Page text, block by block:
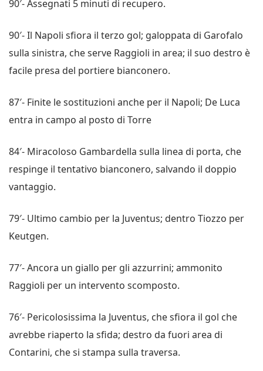
90′- Assegnati 5 minuti di recupero.
90′- Il Napoli sfiora il terzo gol; galoppata di Garofalo
sulla sinistra, che serve Raggioli in area; il suo destro è
facile presa del portiere bianconero.
87′- Finite le sostituzioni anche per il Napoli; De Luca
entra in campo al posto di Torre
84′- Miracoloso Gambardella sulla linea di porta, che
respinge il tentativo bianconero, salvando il doppio
vantaggio.
79′- Ultimo cambio per la Juventus; dentro Tiozzo per
Keutgen.
77′- Ancora un giallo per gli azzurrini; ammonito
Raggioli per un intervento scomposto.
76′- Pericolosissima la Juventus, che sfiora il gol che
avrebbe riaperto la sfida; destro da fuori area di
Contarini, che si stampa sulla traversa.